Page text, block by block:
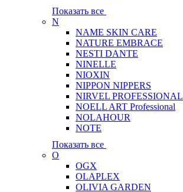
Показать все
N
NAME SKIN CARE
NATURE EMBRACE
NESTI DANTE
NINELLE
NIOXIN
NIPPON NIPPERS
NIRVEL PROFESSIONAL
NOELL ART Professional
NOLAHOUR
NOTE
Показать все
O
OGX
OLAPLEX
OLIVIA GARDEN